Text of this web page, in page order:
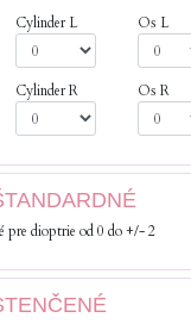
Cylinder L
Cylinder R
Os L
Os R
pre dioptrie od 0 do +/- 2